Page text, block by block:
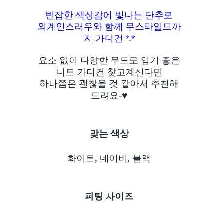
번잡한 색상감에 빛나는 단추로
외계인스러우와 함께 무스타일드까
지 가디건 *.*
요소 없이 다양한 무드로 입기 좋은
니트 가디건 찾고계신다면
하나쯤은 괜찮을 것 같아서 추천해
드려요-♥
맞는 색상
화이트, 네이비, 블랙
피팅 사이즈